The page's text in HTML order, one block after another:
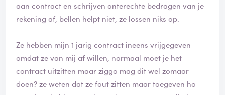
aan contract en schrijven onterechte bedragen van je
rekening af, bellen helpt niet, ze lossen niks op.
Ze hebben mijn 1 jarig contract ineens vrijgegeven
omdat ze van mij af willen, normaal moet je het
contract uitzitten maar ziggo mag dit wel zomaar
doen? ze weten dat ze fout zitten maar toegeven ho